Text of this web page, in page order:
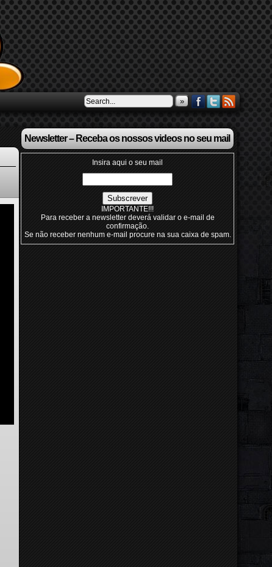
»
Newsletter – Receba os nossos videos no seu mail
Insira aqui o seu mail
IMPORTANTE!!!
Para receber a newsletter deverá validar o e-mail de
confirmação.
Se não receber nenhum e-mail procure na sua caixa de spam.